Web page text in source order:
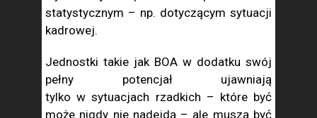
statystycznym – np. dotyczącym sytuacji
kadrowej.
Jednostki takie jak BOA w dodatku swój
pełny potencjał ujawniają
tylko w sytuacjach rzadkich – które być
może nigdy nie nadejdą – ale muszą być